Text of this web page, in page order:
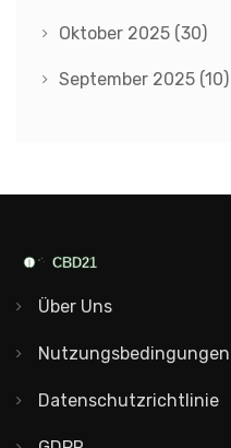
Oktober 2025 (30)
September 2025 (10)
Über Uns
Nutzungsbedingungen
Datenschutzrichtlinie